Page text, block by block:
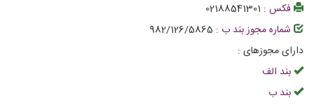
فکس : 02188541301
شماره مجوز بند ب : 982/126/5865
دارای مجوزهای :
بند الف
بند ب